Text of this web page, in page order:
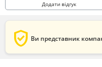
Додати відгук
verified_user Ви представник